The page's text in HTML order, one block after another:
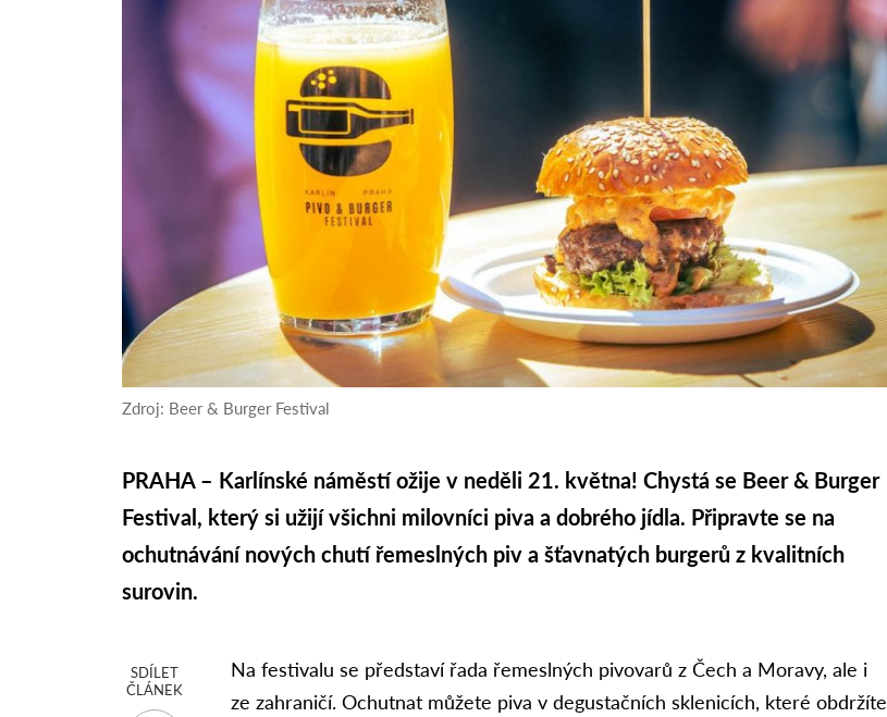
Zdroj: Beer & Burger Festival
PRAHA – Karlínské náměstí ožije v neděli 21. května! Chystá se Beer & Burger
Festival, který si užijí všichni milovníci piva a dobrého jídla. Připravte se na
ochutnávání nových chutí řemeslných piv a šťavnatých burgerů z kvalitních
surovin.
SDÍLET
ČLÁNEK
Na festivalu se představí řada řemeslných pivovarů z Čech a Moravy, ale i
ze zahraničí. Ochutnat můžete piva v degustačních sklenicích, které obdržíte